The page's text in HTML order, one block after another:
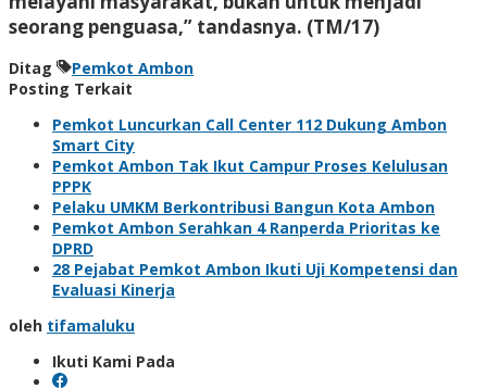
seorang penguasa,” tandasnya. (TM/17)
Ditag
Pemkot Ambon
Posting Terkait
Pemkot Luncurkan Call Center 112 Dukung Ambon
Smart City
Pemkot Ambon Tak Ikut Campur Proses Kelulusan
PPPK
Pelaku UMKM Berkontribusi Bangun Kota Ambon
Pemkot Ambon Serahkan 4 Ranperda Prioritas ke
DPRD
28 Pejabat Pemkot Ambon Ikuti Uji Kompetensi dan
Evaluasi Kinerja
oleh tifamaluku
Ikuti Kami Pada